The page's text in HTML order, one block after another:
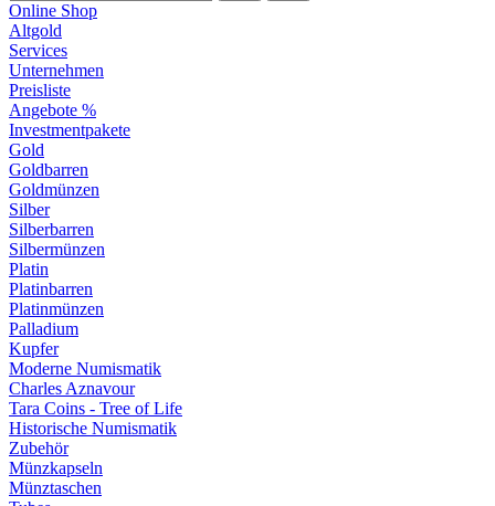
Online Shop
Altgold
Services
Unternehmen
Preisliste
Angebote %
Investmentpakete
Gold
Goldbarren
Goldmünzen
Silber
Silberbarren
Silbermünzen
Platin
Platinbarren
Platinmünzen
Palladium
Kupfer
Moderne Numismatik
Charles Aznavour
Tara Coins - Tree of Life
Historische Numismatik
Zubehör
Münzkapseln
Münztaschen